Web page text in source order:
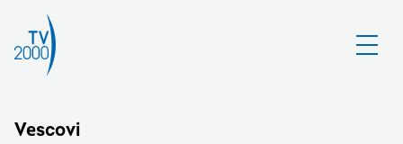
Vescovi